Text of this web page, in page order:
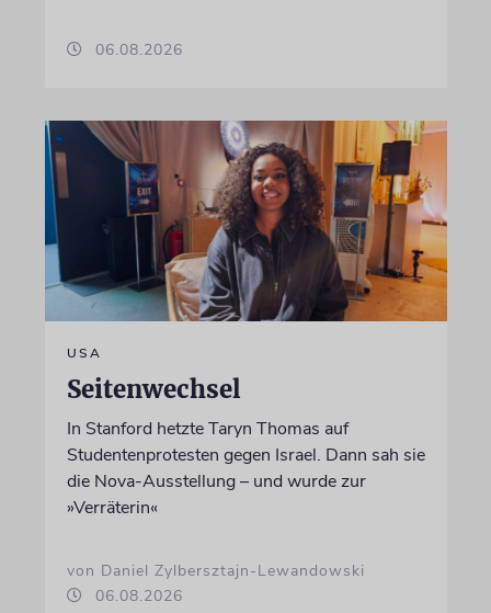
06.08.2026
USA
Seitenwechsel
In Stanford hetzte Taryn Thomas auf
Studentenprotesten gegen Israel. Dann sah sie
die Nova-Ausstellung – und wurde zur
»Verräterin«
von Daniel Zylbersztajn-Lewandowski
06.08.2026